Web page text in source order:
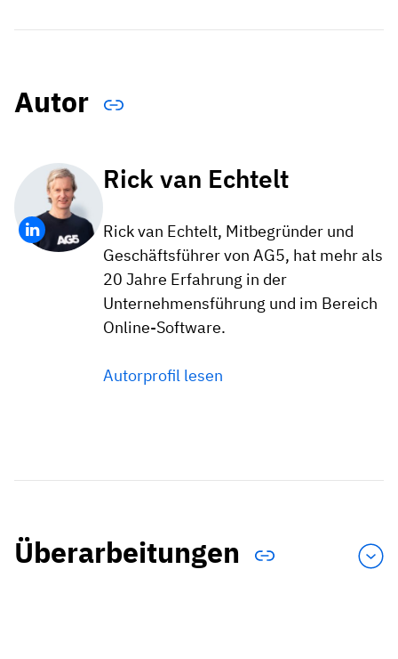
Autor
Rick van Echtelt
Rick van Echtelt, Mitbegründer und
Geschäftsführer von AG5, hat mehr als
20 Jahre Erfahrung in der
Unternehmensführung und im Bereich
Online-Software.
Autorprofil lesen
Überarbeitungen